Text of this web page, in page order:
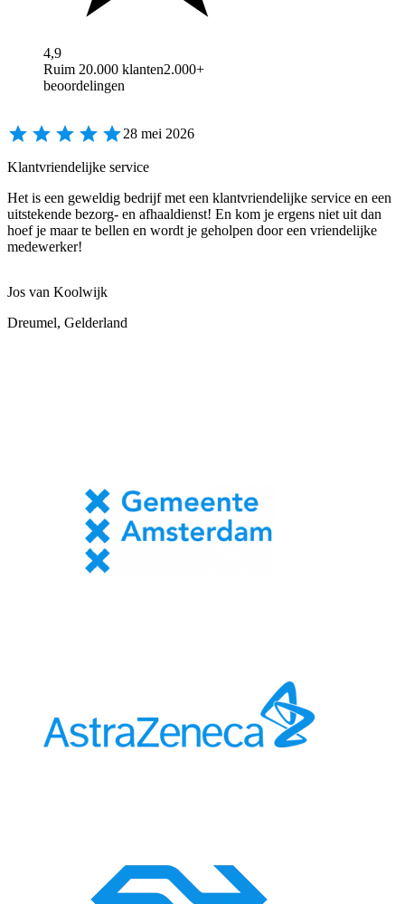
4,9
Ruim 20.000 klanten2.000+
beoordelingen
28 mei 2026
Klantvriendelijke service
Het is een geweldig bedrijf met een klantvriendelijke service en een
uitstekende bezorg- en afhaaldienst! En kom je ergens niet uit dan
hoef je maar te bellen en wordt je geholpen door een vriendelijke
medewerker!
Jos van Koolwijk
Dreumel, Gelderland